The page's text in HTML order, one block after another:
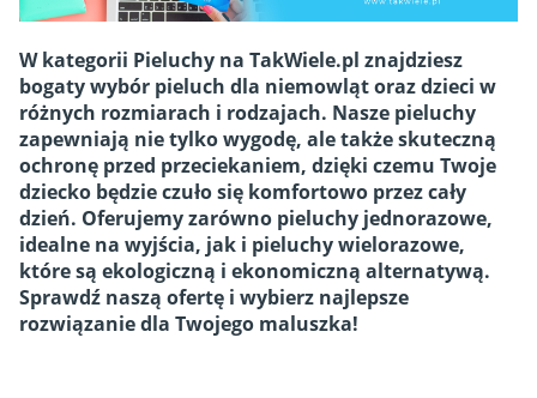
W kategorii Pieluchy na TakWiele.pl znajdziesz
bogaty wybór pieluch dla niemowląt oraz dzieci w
różnych rozmiarach i rodzajach. Nasze pieluchy
zapewniają nie tylko wygodę, ale także skuteczną
ochronę przed przeciekaniem, dzięki czemu Twoje
dziecko będzie czuło się komfortowo przez cały
dzień. Oferujemy zarówno pieluchy jednorazowe,
idealne na wyjścia, jak i pieluchy wielorazowe,
które są ekologiczną i ekonomiczną alternatywą.
Sprawdź naszą ofertę i wybierz najlepsze
rozwiązanie dla Twojego maluszka!